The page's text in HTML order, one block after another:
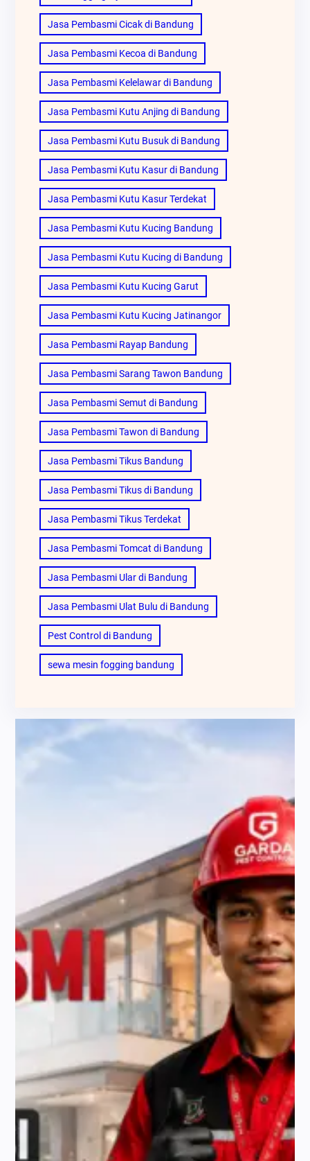
Jasa Pembasmi Cicak di Bandung
Jasa Pembasmi Kecoa di Bandung
Jasa Pembasmi Kelelawar di Bandung
Jasa Pembasmi Kutu Anjing di Bandung
Jasa Pembasmi Kutu Busuk di Bandung
Jasa Pembasmi Kutu Kasur di Bandung
Jasa Pembasmi Kutu Kasur Terdekat
Jasa Pembasmi Kutu Kucing Bandung
Jasa Pembasmi Kutu Kucing di Bandung
Jasa Pembasmi Kutu Kucing Garut
Jasa Pembasmi Kutu Kucing Jatinangor
Jasa Pembasmi Rayap Bandung
Jasa Pembasmi Sarang Tawon Bandung
Jasa Pembasmi Semut di Bandung
Jasa Pembasmi Tawon di Bandung
Jasa Pembasmi Tikus Bandung
Jasa Pembasmi Tikus di Bandung
Jasa Pembasmi Tikus Terdekat
Jasa Pembasmi Tomcat di Bandung
Jasa Pembasmi Ular di Bandung
Jasa Pembasmi Ulat Bulu di Bandung
Pest Control di Bandung
sewa mesin fogging bandung